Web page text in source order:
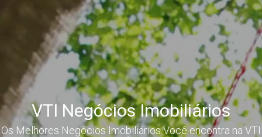
VTI Negócios Imobiliários
Os Melhores Negócios Imobiliários Você encontra na VTI